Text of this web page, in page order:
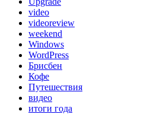
video
videoreview
weekend
Windows
WordPress
Брисбен
Кофе
Путешествия
видео
итоги года